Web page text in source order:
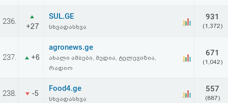
236.
+27
SUL.GE
სხვადასხვა
931
(1,372)
237. +6
agronews.ge
ახალი ამბები, მედია, ტელევიზია,
რადიო
671
(1,042)
238. -5
Food4.ge
სხვადასხვა
557
(887)